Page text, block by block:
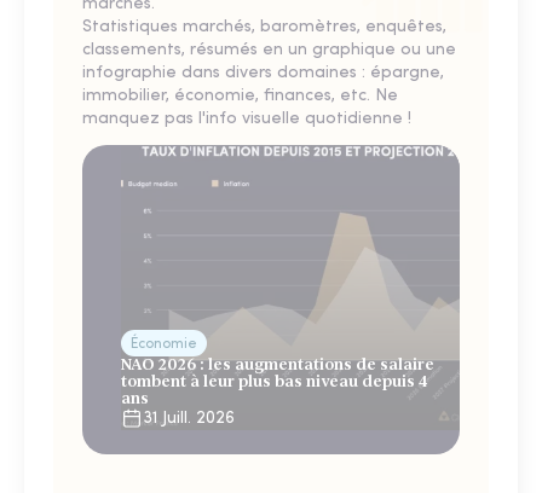
marchés.
Statistiques marchés, baromètres, enquêtes,
classements, résumés en un graphique ou une
infographie dans divers domaines : épargne,
immobilier, économie, finances, etc. Ne
manquez pas l'info visuelle quotidienne !
Économie
NAO 2026 : les augmentations de salaire
tombent à leur plus bas niveau depuis 4
ans
31 Juill. 2026